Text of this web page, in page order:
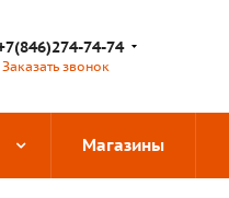
74-74
Заказать звонок
Магазины